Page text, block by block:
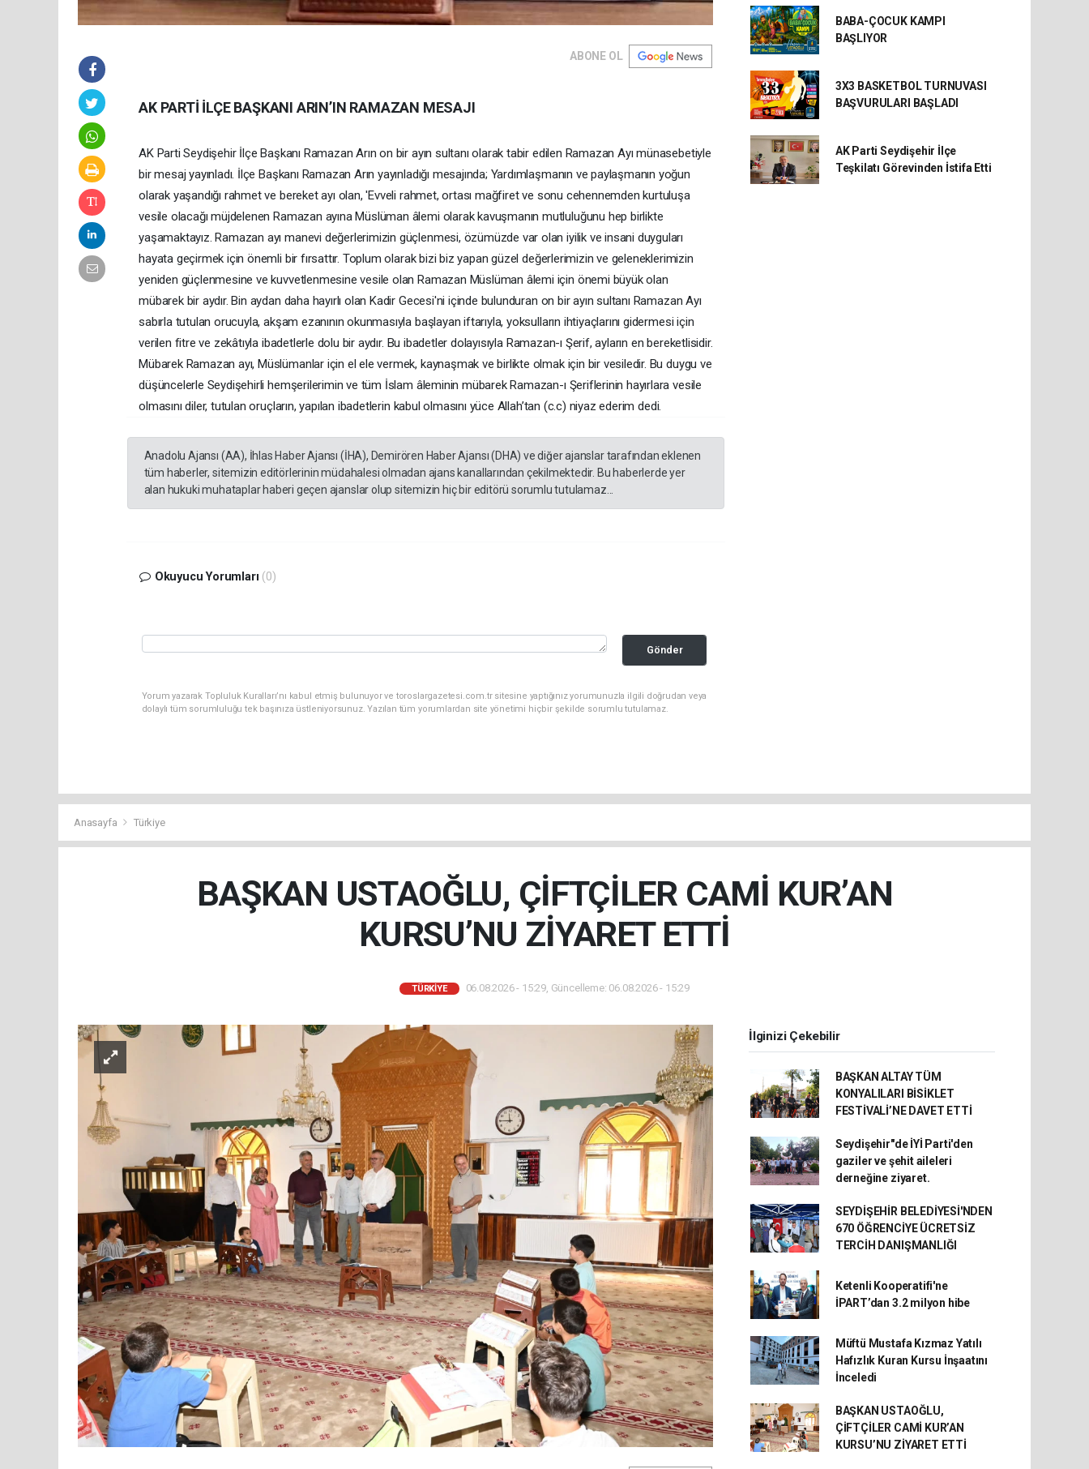
ABONE OL
AK PARTİ İLÇE BAŞKANI ARIN’IN RAMAZAN MESAJI
AK Parti Seydişehir İlçe Başkanı Ramazan Arın on bir ayın sultanı olarak tabir edilen Ramazan Ayı münasebetiyle
bir mesaj yayınladı. İlçe Başkanı Ramazan Arın yayınladığı mesajında; Yardımlaşmanın ve paylaşmanın yoğun
olarak yaşandığı rahmet ve bereket ayı olan, 'Evveli rahmet, ortası mağfiret ve sonu cehennemden kurtuluşa
vesile olacağı müjdelenen Ramazan ayına Müslüman âlemi olarak kavuşmanın mutluluğunu hep birlikte
yaşamaktayız. Ramazan ayı manevi değerlerimizin güçlenmesi, özümüzde var olan iyilik ve insani duyguları
hayata geçirmek için önemli bir fırsattır. Toplum olarak bizi biz yapan güzel değerlerimizin ve geleneklerimizin
yeniden güçlenmesine ve kuvvetlenmesine vesile olan Ramazan Müslüman âlemi için önemi büyük olan
mübarek bir aydır. Bin aydan daha hayırlı olan Kadir Gecesi'ni içinde bulunduran on bir ayın sultanı Ramazan Ayı
sabırla tutulan orucuyla, akşam ezanının okunmasıyla başlayan iftarıyla, yoksulların ihtiyaçlarını gidermesi için
verilen fitre ve zekâtıyla ibadetlerle dolu bir aydır. Bu ibadetler dolayısıyla Ramazan-ı Şerif, ayların en bereketlisidir.
Mübarek Ramazan ayı, Müslümanlar için el ele vermek, kaynaşmak ve birlikte olmak için bir vesiledir. Bu duygu ve
düşüncelerle Seydişehirli hemşerilerimin ve tüm İslam âleminin mübarek Ramazan-ı Şeriflerinin hayırlara vesile
olmasını diler, tutulan oruçların, yapılan ibadetlerin kabul olmasını yüce Allah’tan (c.c) niyaz ederim dedi.
Anadolu Ajansı (AA), İhlas Haber Ajansı (İHA), Demirören Haber Ajansı (DHA) ve diğer ajanslar tarafından eklenen
tüm haberler, sitemizin editörlerinin müdahalesi olmadan ajans kanallarından çekilmektedir. Bu haberlerde yer
alan hukuki muhataplar haberi geçen ajanslar olup sitemizin hiç bir editörü sorumlu tutulamaz...
Okuyucu Yorumları (0)
Gönder
Yorum yazarak Topluluk Kuralları’nı kabul etmiş bulunuyor ve toroslargazetesi.com.tr sitesine yaptığınız yorumunuzla ilgili doğrudan veya
dolaylı tüm sorumluluğu tek başınıza üstleniyorsunuz. Yazılan tüm yorumlardan site yönetimi hiçbir şekilde sorumlu tutulamaz.
BABA-ÇOCUK KAMPI
BAŞLIYOR
3X3 BASKETBOL TURNUVASI
BAŞVURULARI BAŞLADI
AK Parti Seydişehir İlçe
Teşkilatı Görevinden İstifa Etti
Anasayfa Türkiye
BAŞKAN USTAOĞLU, ÇİFTÇİLER CAMİ KUR’AN
KURSU’NU ZİYARET ETTİ
TÜRKIYE 06.08.2026 - 15:29, Güncelleme: 06.08.2026 - 15:29
İlginizi Çekebilir
BAŞKAN ALTAY TÜM
KONYALILARI BİSİKLET
FESTİVALİ’NE DAVET ETTİ
Seydişehir"de İYİ Parti'den
gaziler ve şehit aileleri
derneğine ziyaret.
SEYDİŞEHİR BELEDİYESİ'NDEN
670 ÖĞRENCİYE ÜCRETSİZ
TERCİH DANIŞMANLIĞI
Ketenli Kooperatifi'ne
İPART’dan 3.2 milyon hibe
Müftü Mustafa Kızmaz Yatılı
Hafızlık Kuran Kursu İnşaatını
İnceledi
BAŞKAN USTAOĞLU,
ÇİFTÇİLER CAMİ KUR’AN
KURSU’NU ZİYARET ETTİ